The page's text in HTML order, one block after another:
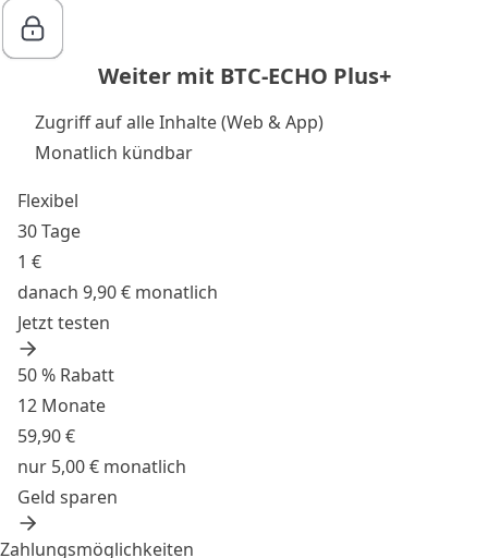
Weiter mit BTC-ECHO Plus+
Zugriff auf alle Inhalte (Web & App)
Monatlich kündbar
Flexibel
30 Tage
1 €
danach 9,90 € monatlich
Jetzt testen
50 % Rabatt
12 Monate
59,90 €
nur 5,00 € monatlich
Geld sparen
Zahlungsmöglichkeiten